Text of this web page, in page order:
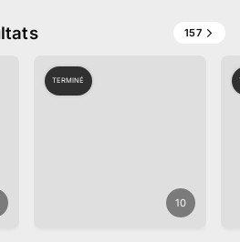
157
10
TERMINÉ